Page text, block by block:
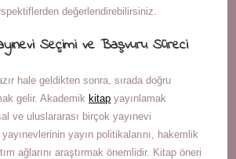
değerlendirebilirsiniz.
Seçimi ve Başvuru Süreci
hale geldikten sonra, sırada doğru
gelir. Akademikkitap yayınlamak
ve uluslararası birçok yayınevi
yayın politikalarını, hakemlik
ağlarını araştırmak önemlidir. Kitap öneri